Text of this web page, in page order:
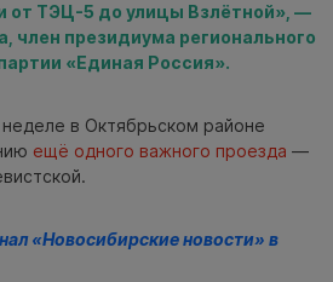
от ТЭЦ-5 до улицы Взлётной», —
член президиума регионального
«Единая Россия».
в Октябрьском районе
ещё одного важного проезда —
«Новосибирские новости» в